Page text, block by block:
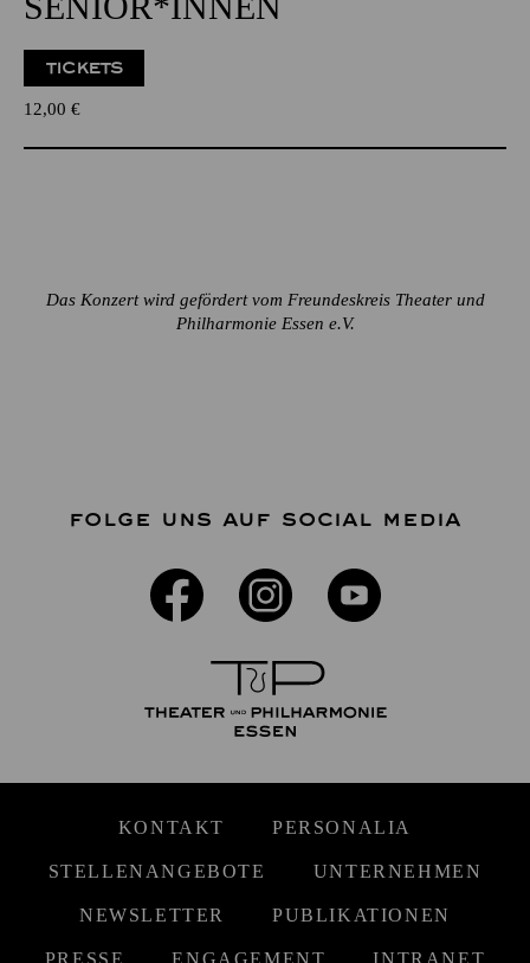
TICKETS
12,00 €
Das Konzert wird gefördert vom Freundeskreis Theater und
Philharmonie Essen e.V.
FOLGE UNS AUF SOCIAL MEDIA
KONTAKT PERSONALIA
STELLENANGEBOTE UNTERNEHMEN
NEWSLETTER PUBLIKATIONEN
PRESSE ENGAGEMENT INTRANET